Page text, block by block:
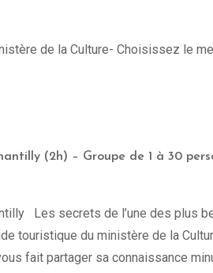
de la Culture- Choisissez le
(2h) – Groupe de 1 à 30
Les secrets de l’une des plus
touristique du ministère de la
fait partager sa connaissance